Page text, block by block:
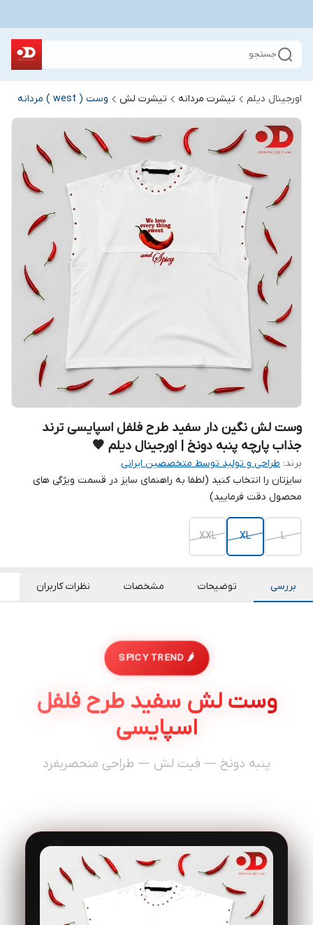
جستجو
اورجینال دیلم تیشرت مردانه تیشرت لش وست ( west ) مردانه
وست لش نگین دار سفید طرح فلفل اسپایسی ترند
جذاب پارچه پنبه دونخ | اورجینال دیلم 🧡
برند: طراحی و تولید توسط متخصصین ایرانی
سایزتان را انتخاب کنید (لطفا به راهنمای سایز در قسمت ویژگی های
محصول دقت فرمایید)
L
XL
XXL
بررسی توضیحات مشخصات نظرات کاربران
🌶️ SPICY TREND
وست لش سفید طرح فلفل
اسپایسی
پنبه دونخ — فیت لش — طراحی منحصربفرد